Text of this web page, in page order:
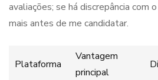
avaliações; se há discrepância com
mais antes de me candidatar.
Plataforma
Vantagem
principal